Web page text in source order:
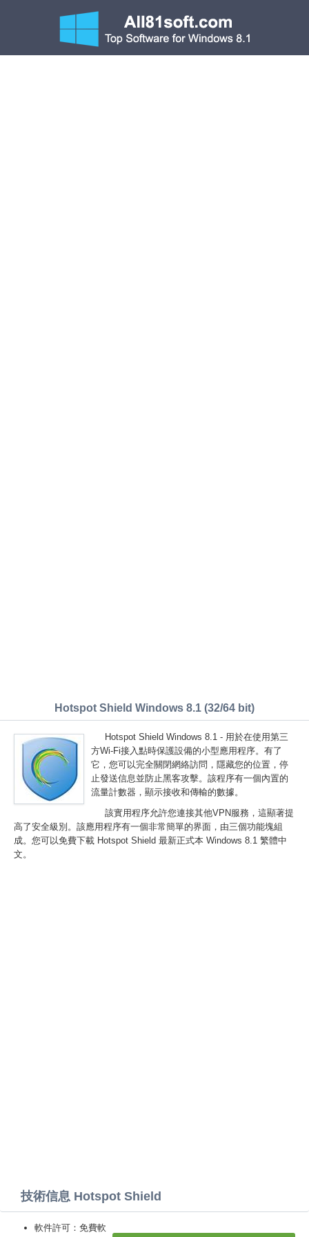
Hotspot Shield Windows 8.1 (32/64 bit)
Hotspot Shield Windows 8.1 - 用於在使用第三
方Wi-Fi接入點時保護設備的小型應用程序。有了
它，您可以完全關閉網絡訪問，隱藏您的位置，停
止發送信息並防止黑客攻擊。該程序有一個內置的
流量計數器，顯示接收和傳輸的數據。
該實用程序允許您連接其他VPN服務，這顯著提
高了安全級別。該應用程序有一個非常簡單的界面，由三個功能塊組
成。您可以免費下載 Hotspot Shield 最新正式本 Windows 8.1 繁體中
文。
技術信息 Hotspot Shield
軟件許可：免費軟